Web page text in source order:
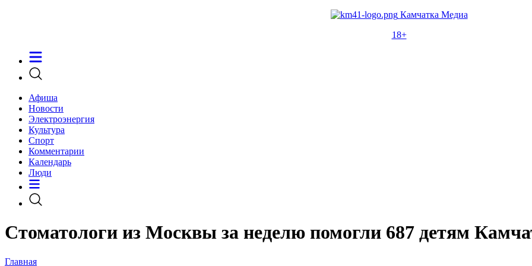
Камчатка Медиа
18+
Афиша
Новости
Электроэнергия
Культура
Спорт
Комментарии
Календарь
Люди
Стоматологи из Москвы за неделю помогли 687 детям
Главная